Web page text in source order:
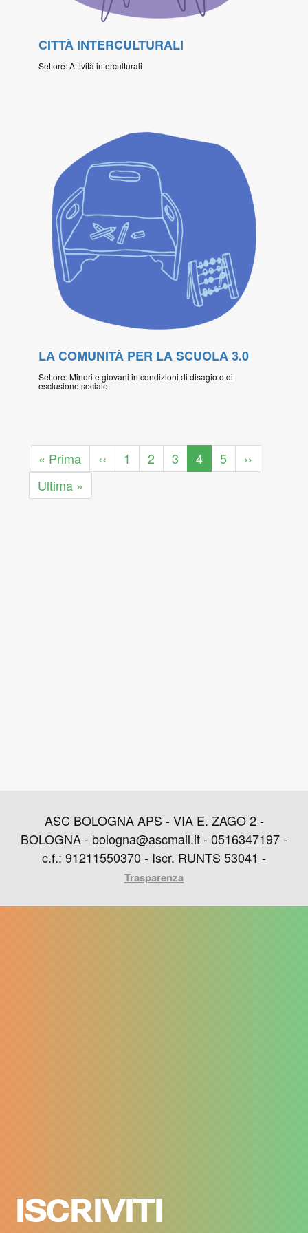
CITTÀ INTERCULTURALI
Settore: Attività interculturali
LA COMUNITÀ PER LA SCUOLA 3.0
Settore: Minori e giovani in condizioni di disagio o di
esclusione sociale
Paginazione
Prima
pagina
« Prima
Pagina
precedente
‹‹ Pagina
1 Pagina
2 Pagina
3
Pagina
attuale
4 Pagina
5
Pagina
successiva
››
Ultima
pagina
Ultima »
ASC BOLOGNA APS - VIA E. ZAGO 2 -
BOLOGNA - bologna@ascmail.it - 0516347197 -
c.f.: 91211550370 - Iscr. RUNTS 53041 -
Trasparenza
ISCRIVITI